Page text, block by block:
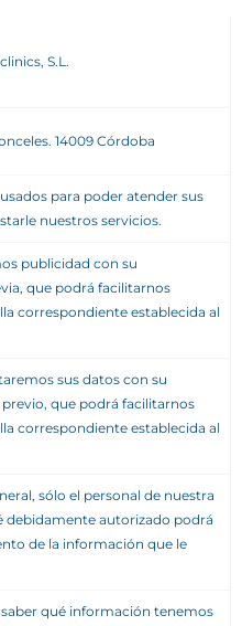
S.L.
14009 Córdoba
para poder atender sus
nuestros servicios.
publicidad con su
que podrá facilitarnos
correspondiente establecida al
sus datos con su
que podrá facilitarnos
correspondiente establecida al
sólo el personal de nuestra
debidamente autorizado podrá
de la información que le
qué información tenemos